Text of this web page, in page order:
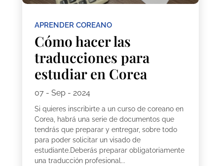
APRENDER COREANO
Cómo hacer las
traducciones para
estudiar en Corea
07 - Sep - 2024
Si quieres inscribirte a un curso de coreano en
Corea, habrá una serie de documentos que
tendrás que preparar y entregar, sobre todo
para poder solicitar un visado de
estudiante.Deberás preparar obligatoriamente
una traducción profesional...